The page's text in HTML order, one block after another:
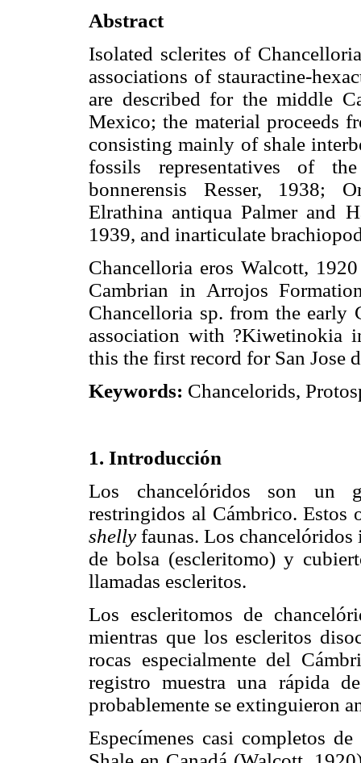
Abstract
Isolated sclerites of
associations of stauractine-
are described for the middle
Mexico; the material proceeds
consisting mainly of shale
fossils representatives of
bonnerensis Resser, 1938;
Elrathina antiqua Palmer and
1939, and inarticulate
Chancelloria eros Walcott,
Cambrian in Arrojos
Chancelloria sp. from the early
association with ?Kiwetinokia
this the first record for San Jose
Keywords: Chancelorids,
1. Introducción
Los chancelóridos son un
restringidos al Cámbrico. Estos
shelly faunas. Los
de bolsa (escleritomo) y
llamadas escleritos.
Los escleritomos de
mientras que los escleritos
rocas especialmente del
registro muestra una rápida
probablemente se extinguieron
Especímenes casi completos de